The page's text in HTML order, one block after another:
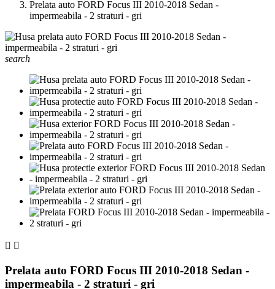
Prelata auto FORD Focus III 2010-2018 Sedan -
impermeabila - 2 straturi - gri
search
 
Prelata auto FORD Focus III 2010-2018 Sedan -
impermeabila - 2 straturi - gri